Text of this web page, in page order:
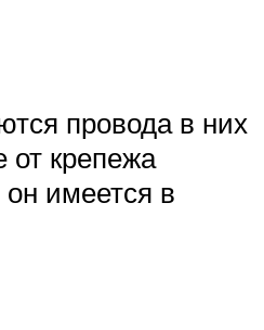
провода в них
крепежа
имеется в